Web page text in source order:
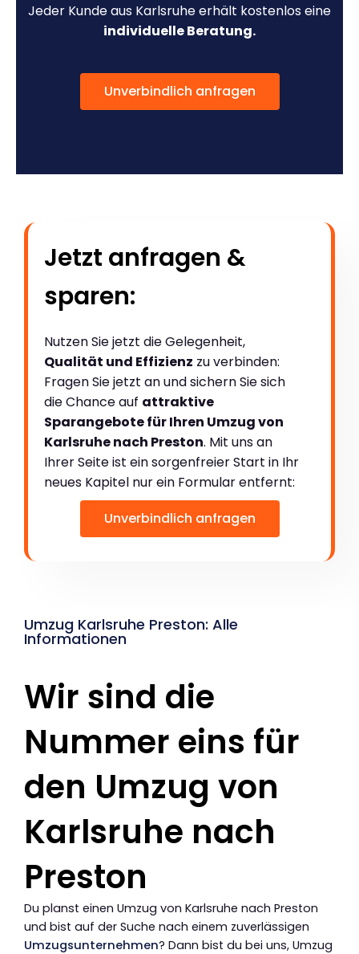
Jeder Kunde aus Karlsruhe erhält kostenlos eine
individuelle Beratung.
Unverbindlich anfragen
Jetzt anfragen &
sparen:
Nutzen Sie jetzt die Gelegenheit,
Qualität und Effizienz zu verbinden:
Fragen Sie jetzt an und sichern Sie sich
die Chance auf attraktive
Sparangebote für Ihren Umzug von
Karlsruhe nach Preston. Mit uns an
Ihrer Seite ist ein sorgenfreier Start in Ihr
neues Kapitel nur ein Formular entfernt:
Unverbindlich anfragen
Umzug Karlsruhe Preston: Alle
Informationen
Wir sind die
Nummer eins für
den Umzug von
Karlsruhe nach
Preston
Du planst einen Umzug von Karlsruhe nach Preston
und bist auf der Suche nach einem zuverlässigen
Umzugsunternehmen? Dann bist du bei uns, Umzug